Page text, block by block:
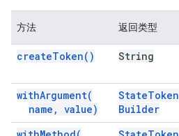
方法 返回类型
createToken( ) String
withArgument(
name , value)
StateToken
Builder